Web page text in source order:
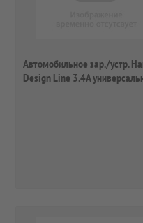
Автомобильное зар./устр.
Design Line 3.4A